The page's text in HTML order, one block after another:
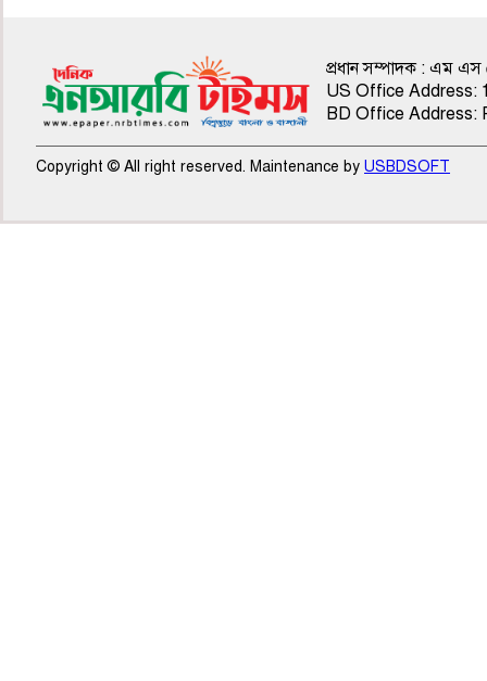
প্রধান সম্পাদক : এম এস
US Office Address:
BD Office Address:
Copyright © All right reserved. Maintenance by USBDSOFT